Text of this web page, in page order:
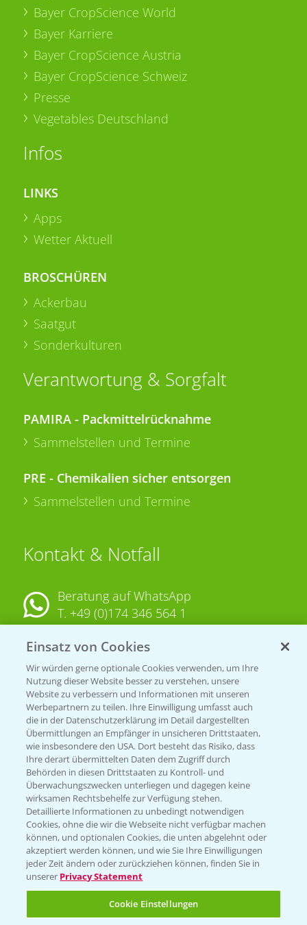
Bayer CropScience World
Bayer Karriere
Bayer CropScience Austria
Bayer CropScience Schweiz
Presse
Vegetables Deutschland
Infos
LINKS
Apps
Wetter Aktuell
BROSCHÜREN
Ackerbau
Saatgut
Sonderkulturen
Verantwortung & Sorgfalt
PAMIRA - Packmittelrücknahme
Sammelstellen und Termine
PRE - Chemikalien sicher entsorgen
Sammelstellen und Termine
Kontakt & Notfall
Beratung auf WhatsApp
T. +49 (0)174 346 564 1
KONTAKT
Hilfe in Notfällen
T.+49 (0)214/30-20220
Folgen Sie uns
Einsatz von Cookies
Wir würden gerne optionale Cookies verwenden, um Ihre
Nutzung dieser Website besser zu verstehen, unsere
Website zu verbessern und Informationen mit unseren
Werbepartnern zu teilen. Ihre Einwilligung umfasst auch
die in der Datenschutzerklärung im Detail dargestellten
Übermittlungen an Empfänger in unsicheren Drittstaaten,
wie insbesondere den USA. Dort besteht das Risiko, dass
Ihre derart übermittelten Daten dem Zugriff durch
Behörden in diesen Drittstaaten zu Kontroll- und
Überwachungszwecken unterliegen und dagegen keine
wirksamen Rechtsbehelfe zur Verfügung stehen.
Detaillierte Informationen zu unbedingt notwendigen
Cookies, ohne die wir die Webseite nicht verfügbar machen
können, und optionalen Cookies, die unten abgelehnt oder
akzeptiert werden können, und wie Sie Ihre Einwilligungen
jeder Zeit ändern oder zurückziehen können, finden Sie in
unserer Privacy Statement
Cookie Einstellungen